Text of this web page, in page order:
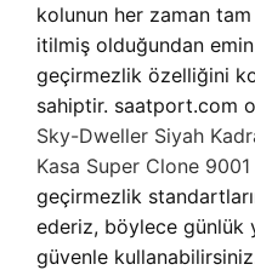
kolunun her zaman
itilmiş olduğundan
geçirmezlik özelliğini
sahiptir. saatport.com
Sky-Dweller Siyah
Kasa Super Clone 9001
geçirmezlik
ederiz, böylece günlük
güvenle